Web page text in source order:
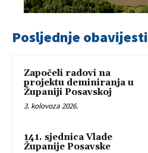
Posljednje obavijesti
Započeli radovi na
projektu deminiranja u
Županiji Posavskoj
3. kolovoza 2026.
141. sjednica Vlade
Županije Posavske